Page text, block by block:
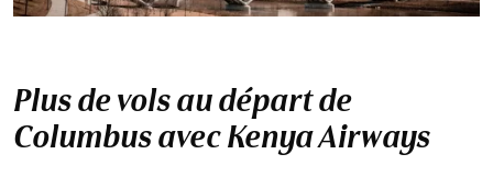
Plus de vols au départ de
Columbus avec Kenya Airways